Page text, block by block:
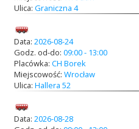
Ulica: Graniczna 4
Data: 2026-08-24
Godz. od-do: 09:00 - 13:00
Placówka: CH Borek
Miejscowość: Wrocław
Ulica: Hallera 52
Data: 2026-08-28